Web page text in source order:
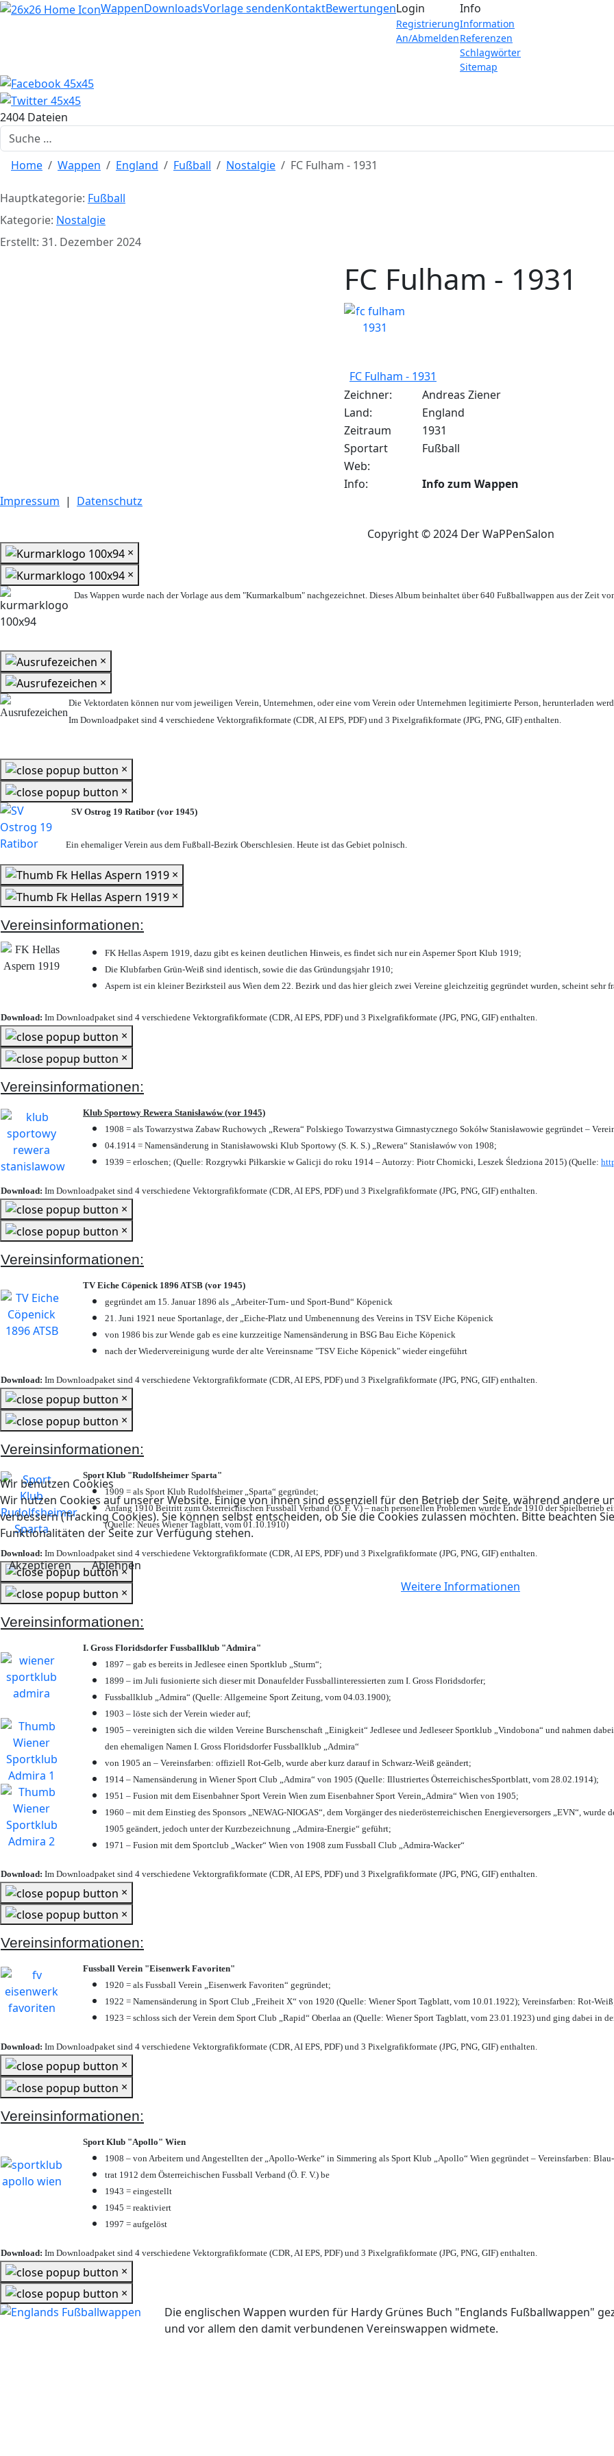
Home
WappenDownloadsVorlage sendenKontaktBewertungenLogin
Registrierung
An/Abmelden
Info
Information
Referenzen
Schlagwörter
Sitemap
2404 Dateien
Suchen
Home Wappen England Fußball Nostalgie FC Fulham - 1931
Hauptkategorie: Fußball
Kategorie: Nostalgie
Erstellt: 31. Dezember 2024
FC Fulham - 1931
FC Fulham - 1931
Zeichner:
Andreas Ziener
Land:
England
Zeitraum
1931
Sportart
Fußball
Web:
Info:
Info zum Wappen
Impressum | Datenschutz
Copyright © 2024 Der WaPPenSalon
Wir benutzen Cookies
Wir nutzen Cookies auf unserer Website. Einige von ihnen sind essenziell für den Betrieb der Seite, während andere
verbessern (Tracking Cookies). Sie können selbst entscheiden, ob Sie die Cookies zulassen möchten. Bitte beachten
Funktionalitäten der Seite zur Verfügung stehen.
Akzeptieren
Ablehnen
Weitere Informationen
×
×
Das Wappen wurde nach der Vorlage aus dem "Kurmarkalbum" nachgezeichnet. Dieses Album beinhaltet über 640 Fußballwappen aus der Zeit
×
×
Die Vektordaten können nur vom jeweiligen Verein, Unternehmen, oder eine vom Verein oder Unternehmen legitimierte Person, herunterladen
Im Downloadpaket sind 4 verschiedene Vektorgrafikformate (CDR, AI EPS, PDF) und 3 Pixelgrafikformate (JPG, PNG, GIF) enthalten.
×
×
SV Ostrog 19 Ratibor (vor 1945)
Ein ehemaliger Verein aus dem Fußball-Bezirk Oberschlesien. Heute ist das Gebiet polnisch.
×
×
Vereinsinformationen:
FK Hellas Aspern 1919, dazu gibt es keinen deutlichen Hinweis, es findet sich nur ein Asperner Sport Klub 1919;
Die Klubfarben Grün-Weiß sind identisch, sowie die das Gründungsjahr 1910;
Aspern ist ein kleiner Bezirksteil aus Wien dem 22. Bezirk und das hier gleich zwei Vereine gleichzeitig gegründet wurden, scheint sehr
Download: Im Downloadpaket sind 4 verschiedene Vektorgrafikformate (CDR, AI EPS, PDF) und 3 Pixelgrafikformate (JPG, PNG, GIF) enthalten.
×
×
Vereinsinformationen:
Klub Sportowy Rewera Stanisławów (vor 1945)
1908 = als Towarzystwa Zabaw Ruchowych „Rewera“ Polskiego Towarzystwa Gimnastycznego Sokółw Stanisławowie gegründet –
04.1914 = Namensänderung in Stanisławowski Klub Sportowy (S. K. S.) „Rewera“ Stanisławów von 1908;
1939 = erloschen; (Quelle: Rozgrywki Piłkarskie w Galicji do roku 1914 – Autorzy: Piotr Chomicki, Leszek Śledziona 2015) (Quelle:
Download: Im Downloadpaket sind 4 verschiedene Vektorgrafikformate (CDR, AI EPS, PDF) und 3 Pixelgrafikformate (JPG, PNG, GIF) enthalten.
×
×
Vereinsinformationen:
TV Eiche Cöpenick 1896 ATSB (vor 1945)
gegründet am 15. Januar 1896 als „Arbeiter-Turn- und Sport-Bund“ Köpenick
21. Juni 1921 neue Sportanlage, der „Eiche-Platz und Umbenennung des Vereins in TSV Eiche Köpenick
von 1986 bis zur Wende gab es eine kurzzeitige Namensänderung in BSG Bau Eiche Köpenick
nach der Wiedervereinigung wurde der alte Vereinsname "TSV Eiche Köpenick" wieder eingeführt
Download: Im Downloadpaket sind 4 verschiedene Vektorgrafikformate (CDR, AI EPS, PDF) und 3 Pixelgrafikformate (JPG, PNG, GIF) enthalten.
×
×
Vereinsinformationen:
Sport Klub "Rudolfsheimer Sparta"
1909 = als Sport Klub Rudolfsheimer „Sparta“ gegründet;
Anfang 1910 Beitritt zum Österreichischen Fussball Verband (Ö. F. V.) – nach personellen Problemen wurde Ende 1910 der
(Quelle: Neues Wiener Tagblatt, vom 01.10.1910)
Download: Im Downloadpaket sind 4 verschiedene Vektorgrafikformate (CDR, AI EPS, PDF) und 3 Pixelgrafikformate (JPG, PNG, GIF) enthalten.
×
×
Vereinsinformationen:
I. Gross Floridsdorfer Fussballklub "Admira"
1897 – gab es bereits in Jedlesee einen Sportklub „Sturm“;
1899 – im Juli fusionierte sich dieser mit Donaufelder Fussballinteressierten zum I. Gross Floridsdorfer;
Fussballklub „Admira“ (Quelle: Allgemeine Sport Zeitung, vom 04.03.1900);
1903 – löste sich der Verein wieder auf;
1905 – vereinigten sich die wilden Vereine Burschenschaft „Einigkeit“ Jedlesee und Jedleseer Sportklub „Vindobona“ und nahmen
den ehemaligen Namen I. Gross Floridsdorfer Fussballklub „Admira“
von 1905 an – Vereinsfarben: offiziell Rot-Gelb, wurde aber kurz darauf in Schwarz-Weiß geändert;
1914 – Namensänderung in Wiener Sport Club „Admira“ von 1905 (Quelle: Illustriertes ÖsterreichischesSportblatt, vom 28.02.1914);
1951 – Fusion mit dem Eisenbahner Sport Verein Wien zum Eisenbahner Sport Verein„Admira“ Wien von 1905;
1960 – mit dem Einstieg des Sponsors „NEWAG-NIOGAS“, dem Vorgänger des niederösterreichischen Energieversorgers „EVN“,
1905 geändert, jedoch unter der Kurzbezeichnung „Admira-Energie“ geführt;
1971 – Fusion mit dem Sportclub „Wacker“ Wien von 1908 zum Fussball Club „Admira-Wacker“
Download: Im Downloadpaket sind 4 verschiedene Vektorgrafikformate (CDR, AI EPS, PDF) und 3 Pixelgrafikformate (JPG, PNG, GIF) enthalten.
×
×
Vereinsinformationen:
Fussball Verein "Eisenwerk Favoriten"
1920 = als Fussball Verein „Eisenwerk Favoriten“ gegründet;
1922 = Namensänderung in Sport Club „Freiheit X“ von 1920 (Quelle: Wiener Sport Tagblatt, vom 10.01.1922); Vereinsfarben: Rot-
1923 = schloss sich der Verein dem Sport Club „Rapid“ Oberlaa an (Quelle: Wiener Sport Tagblatt, vom 23.01.1923) und ging dabei in
Download: Im Downloadpaket sind 4 verschiedene Vektorgrafikformate (CDR, AI EPS, PDF) und 3 Pixelgrafikformate (JPG, PNG, GIF) enthalten.
×
×
Vereinsinformationen:
Sport Klub "Apollo" Wien
1908 – von Arbeitern und Angestellten der „Apollo-Werke“ in Simmering als Sport Klub „Apollo“ Wien gegründet – Vereinsfarben:
trat 1912 dem Österreichischen Fussball Verband (Ö. F. V.) be
1943 = eingestellt
1945 = reaktiviert
1997 = aufgelöst
Download: Im Downloadpaket sind 4 verschiedene Vektorgrafikformate (CDR, AI EPS, PDF) und 3 Pixelgrafikformate (JPG, PNG, GIF) enthalten.
×
×
Die englischen Wappen wurden für Hardy Grünes Buch "Englands Fußballwappen"
und vor allem den damit verbundenen Vereinswappen widmete.